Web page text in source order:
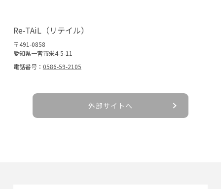
Re-TAiL（リテイル）
〒491-0858
愛知県一宮市栄4-5-11
電話番号： 0586-59-2105
外部サイトへ